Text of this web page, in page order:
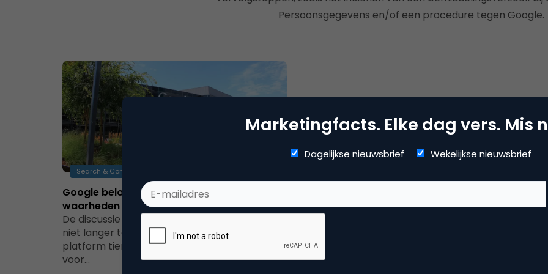
Persoonsgegevens en/of een procedure tegen Google.
Search & Conversie
Google beloont schreeuwers en halve
waarheden
De discussie rondom ‘nepnieuws’ beperkt zich
niet langer tot Facebook. Op het sociale
platform tierde het feitenvrije nieuws welig,
voor…
Marketingfacts. Elke dag vers. Mis
Dagelijkse nieuwsbrief Wekelijkse nieuwsbrief